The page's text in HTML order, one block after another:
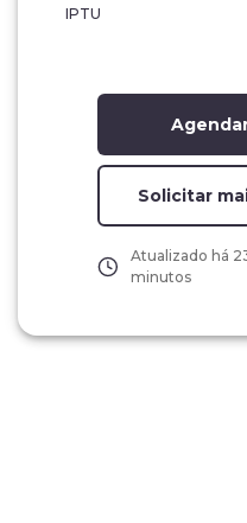
IPTU
Solicitar
Atualizado há
minutos